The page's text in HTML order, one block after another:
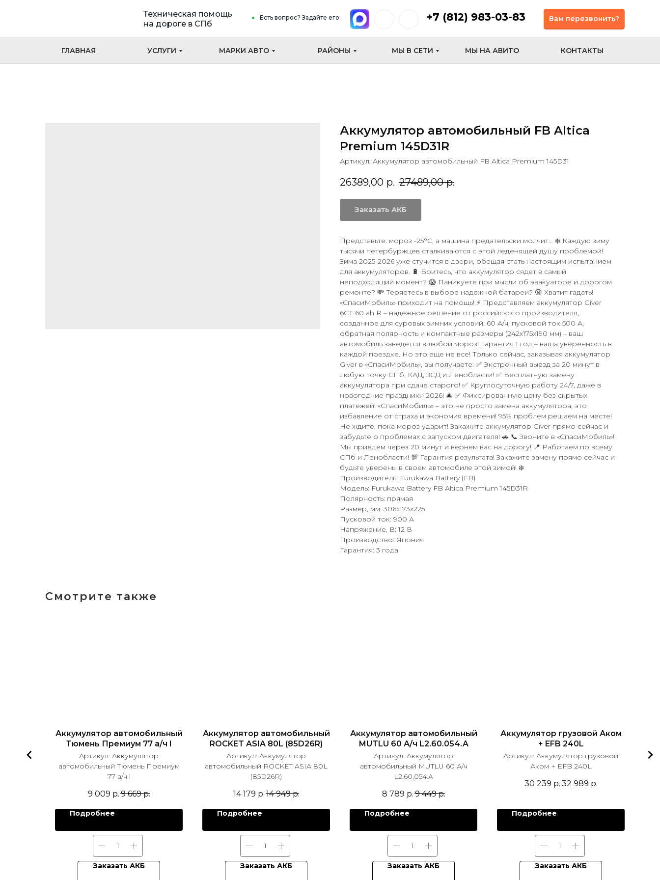
Есть вопрос? Задайте его:
ГЛАВНАЯ
+7 (812) 983-03-83
УСЛУГИ МАРКИ АВТО РАЙОНЫ МЫ В СЕТИ МЫ НА АВИТО КОНТАКТЫ
Вам перезвонить?
Техническая помощь
на дороге в СПб
Аккумулятор автомобильный FB Altica
Premium 145D31R
Артикул: Аккумулятор автомобильный FB Altica Premium 145D31
26389,00 р. 27489,00 р.
Заказать АКБ
Представьте: мороз -25°C, а машина предательски молчит… ❄️ Каждую зиму
тысячи петербуржцев сталкиваются с этой леденящей душу проблемой!
Зима 2025-2026 уже стучится в двери, обещая стать настоящим испытанием
для аккумуляторов. 🔋 Боитесь, что аккумулятор сядет в самый
неподходящий момент? 😱 Паникуете при мысли об эвакуаторе и дорогом
ремонте? 💸 Теряетесь в выборе надежной батареи? 😫 Хватит гадать!
«СпасиМобиль» приходит на помощь! ⚡️ Представляем аккумулятор Giver
6СТ 60 ah R – надежное решение от российского производителя,
созданное для суровых зимних условий. 60 А/ч, пусковой ток 500 А,
обратная полярность и компактные размеры (242x175x190 мм) – ваш
автомобиль заведется в любой мороз! Гарантия 1 год – ваша уверенность в
каждой поездке. Но это еще не все! Только сейчас, заказывая аккумулятор
Giver в «СпасиМобиль», вы получаете: ✅ Экстренный выезд за 20 минут в
любую точку СПб, КАД, ЗСД и Ленобласти! ✅ Бесплатную замену
аккумулятора при сдаче старого! ✅ Круглосуточную работу 24/7, даже в
новогодние праздники 2026! 🎄 ✅ Фиксированную цену без скрытых
платежей! «СпасиМобиль» – это не просто замена аккумулятора, это
избавление от страха и экономия времени! 95% проблем решаем на месте!
Не ждите, пока мороз ударит! Закажите аккумулятор Giver прямо сейчас и
забудьте о проблемах с запуском двигателя! 🚗 📞 Звоните в «СпасиМобиль»!
Мы приедем через 20 минут и вернем вас на дорогу! 📍 Работаем по всему
СПб и Ленобласти! 💯 Гарантия результата! Закажите замену прямо сейчас и
будьте уверены в своем автомобиле этой зимой! ❄️
Производитель: Furukawa Battery (FB)
Модель: Furukawa Battery FB Altica Premium 145D31R
Полярность: прямая
Размер, мм: 306x173x225
Пусковой ток: 900 А
Напряжение, В: 12 В
Производство: Япония
Гарантия: 3 года
Смотрите также
Аккумулятор автомобильный
Тюмень Премиум 77 а/ч l
Артикул: Аккумулятор
автомобильный Тюмень Премиум
77 а/ч l
9 009 р.9 669 р.
Подробнее
Заказать АКБ
Аккумулятор автомобильный
ROCKET ASIA 80L (85D26R)
Артикул: Аккумулятор
автомобильный ROCKET ASIA 80L
(85D26R)
14 179 р.14 949 р.
Подробнее
Заказать АКБ
Аккумулятор автомобильный
MUTLU 60 А/ч L2.60.054.A
Артикул: Аккумулятор
автомобильный MUTLU 60 А/ч
L2.60.054.A
8 789 р.9 449 р.
Подробнее
Заказать АКБ
Аккумулятор грузовой Аком
+ EFB 240L
Артикул: Аккумулятор грузовой
Аком + EFB 240L
30 239 р.32 989 р.
Подробнее
Заказать АКБ